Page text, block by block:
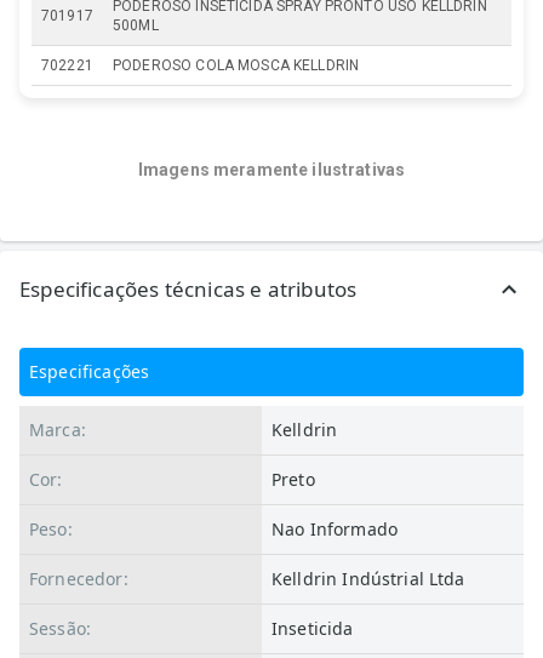
701917
PODEROSO INSETICIDA SPRAY PRONTO USO KELLDRIN
500ML
702221 PODEROSO COLA MOSCA KELLDRIN
Imagens meramente ilustrativas
Especificações técnicas e atributos
Especificações
Marca: Kelldrin
Cor: Preto
Peso: Nao Informado
Fornecedor: Kelldrin Indústrial Ltda
Sessão: Inseticida